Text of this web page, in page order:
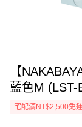
【
藍色M (LST-
宅配滿NT$2,500免運